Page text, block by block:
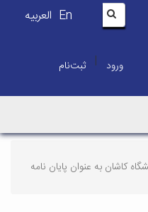
العربیه
ثبت‌نام
به عنوان پایان نامه